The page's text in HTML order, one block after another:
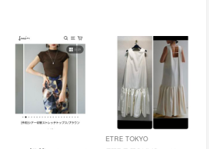
ETRE TOKYO